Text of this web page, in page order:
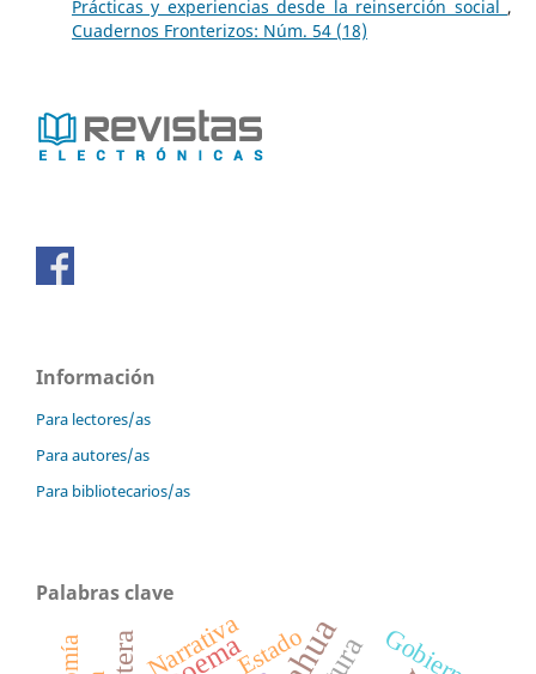
Prácticas y experiencias desde la reinserción social ,
Cuadernos Fronterizos: Núm. 54 (18)
Información
Para lectores/as
Para autores/as
Para bibliotecarios/as
Palabras clave
NarrativaEstado